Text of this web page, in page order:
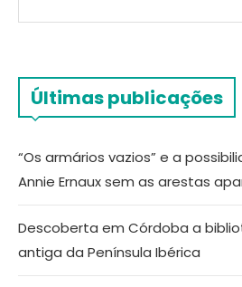
Últimas publicações
“Os armários vazios” e a
Annie Ernaux sem as arestas
Descoberta em Córdoba a
antiga da Península Ibérica